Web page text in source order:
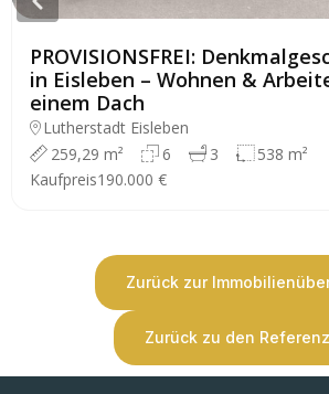
PROVISIONSFREI:
in Eisleben – Wohnen &
einem Dach
Lutherstadt Eisleben
259,29 m²
6 3
538 m²
Kaufpreis190.000 €
Zurück zur
Zurück zu den